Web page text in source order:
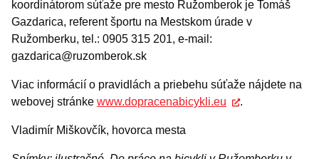
koordinátorom súťaže pre mesto Ružomberok je Tomáš
Gazdarica, referent športu na Mestskom úrade v
Ružomberku, tel.: 0905 315 201, e-mail:
gazdarica@ruzomberok.sk
Viac informácií o pravidlách a priebehu súťaže nájdete na
webovej stránke www.dopracenabicykli.eu .
Vladimír Miškovčík, hovorca mesta